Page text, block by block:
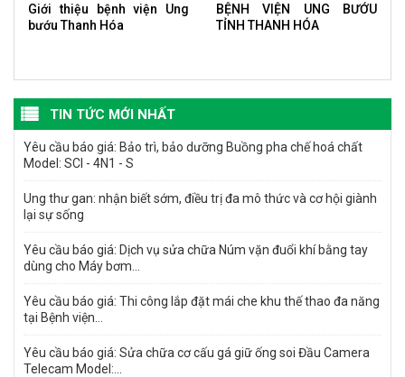
Giới thiệu bệnh viện Ung
bướu Thanh Hóa
BỆNH VIỆN UNG BƯỚU
TỈNH THANH HÓA
TIN TỨC MỚI NHẤT
Yêu cầu báo giá: Bảo trì, bảo dưỡng Buồng pha chế hoá chất
Model: SCI - 4N1 - S
Ung thư gan: nhận biết sớm, điều trị đa mô thức và cơ hội giành
lại sự sống
Yêu cầu báo giá: Dịch vụ sửa chữa Núm vặn đuổi khí bằng tay
dùng cho Máy bơm...
Yêu cầu báo giá: Thi công lắp đặt mái che khu thế thao đa năng
tại Bệnh viện...
Yêu cầu báo giá: Sửa chữa cơ cấu gá giữ ống soi Đầu Camera
Telecam Model:...